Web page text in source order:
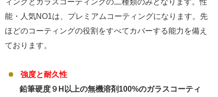
ィングとガラスコーティングの二種類のみとなります。性
能・人気NO1は、プレミアムコーティングになります。先
ほどのコーティングの役割をすべてカバーする能力を備え
ております。
強度と耐久性
鉛筆硬度９H以上の無機溶剤100%のガラスコーティ